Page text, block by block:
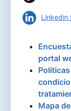
Linkedin
portal
Mapa